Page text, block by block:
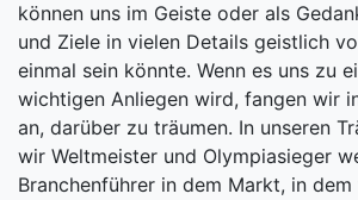
können uns im Geiste oder als
und Ziele in vielen Details geistlich
einmal sein könnte. Wenn es uns zu
wichtigen Anliegen wird, fangen wir
an, darüber zu träumen. In unseren
wir Weltmeister und Olympiasieger
Branchenführer in dem Markt, in